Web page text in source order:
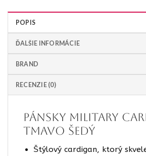
POPIS
ĎALŠIE INFORMÁCIE
BRAND
RECENZIE (0)
Pánsky military
tmavo šedý
Štýlový cardigan, ktorý